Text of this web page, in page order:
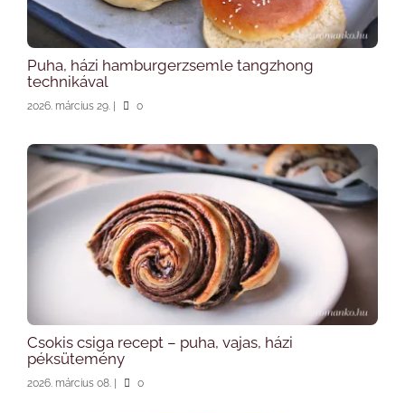
Puha, házi hamburgerzsemle tangzhong
technikával
2026. március 29. 0
Csokis csiga recept – puha, vajas, házi
péksütemény
2026. március 08. 0